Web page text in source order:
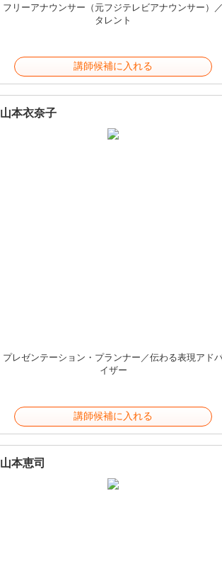
フリーアナウンサー（元フジテレビアナウンサー）／
タレント
講師候補に入れる
山本衣奈子
プレゼンテーション・プランナー／伝わる表現アド
イザー
講師候補に入れる
山本恵司